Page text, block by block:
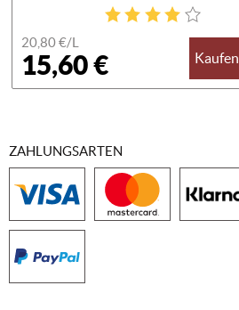
20,80 €/L
15,60 € Kaufen
ZAHLUNGSARTEN